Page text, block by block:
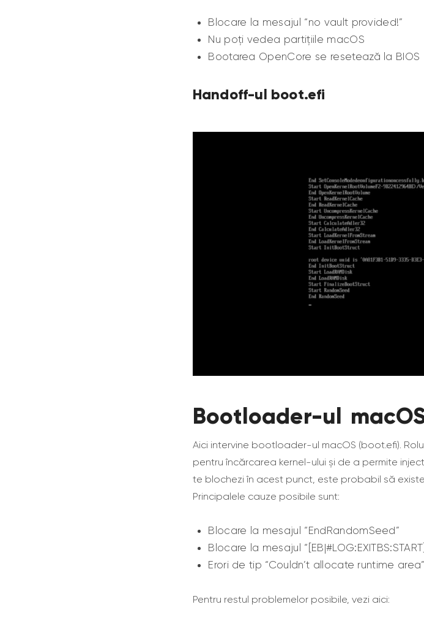
Blocare la mesajul “no vault provided!”
Nu poți vedea partițiile macOS
Bootarea OpenCore se resetează la BIOS
Handoff-ul boot.efi
Bootloader-ul
Aici intervine bootloader-ul macOS (boot.efi).
pentru încărcarea kernel-ului și de a permite
te blochezi în acest punct, este probabil să
Principalele cauze posibile sunt:
Blocare la mesajul “EndRandomSeed”
Blocare la mesajul
Erori de tip “Couldn’t allocate runtime area”
Pentru restul problemelor posibile, vezi aici: